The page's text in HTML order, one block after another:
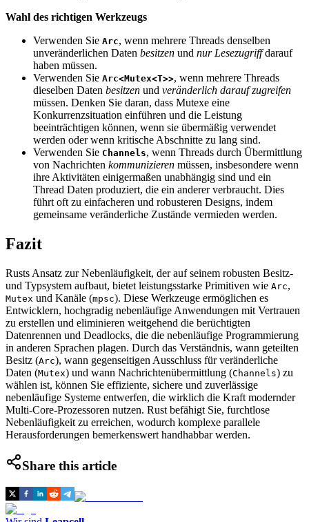
Wahl des richtigen Werkzeugs
Verwenden Sie Arc, wenn mehrere Threads denselben
unveränderlichen Daten besitzen und nur Lesezugriffdarauf
haben müssen.
Verwenden Sie Arc<Mutex<T>>, wenn mehrere Threads
dieselben Daten besitzen und veränderlich darauf zugreifen
müssen. Denken Sie daran, dass Mutexe eine
Konkurrenzsituation einführen und die Leistung
beeinträchtigen können, wenn sie übermäßig verwendet
werden oder wenn kritische Abschnitte zu lang sind.
Verwenden Sie Channels, wenn Threads durch Übermittlung
von Nachrichten kommunizieren müssen, insbesondere wenn
ihre Aktivitäten einigermaßen unabhängig sind und ein
Thread Daten produziert, die ein anderer verbraucht. Dies
führt oft zu einfacheren und robusteren Designs, indem
gemeinsame veränderliche Zustände vermieden werden.
Fazit
Rusts Ansatz zur Nebenläufigkeit, der auf seinem robusten Besitz-
und Typsystem aufbaut, bietet leistungsstarke Primitiven wie Arc,
Mutex und Kanäle (mpsc). Diese Werkzeuge ermöglichen es
Entwicklern, hochgradig nebenläufige Anwendungen mit Vertrauen
zu erstellen und eliminieren weitgehend die berüchtigten
Datenrennen und Deadlocks, die die nebenläufige Programmierung
in anderen Sprachen plagen. Durch das Verständnis, wann geteilten
Besitz (Arc), wann gegenseitigen Ausschluss für veränderliche
Daten (Mutex) und wann Nachrichtenübermittlung (Channels) zu
wählen ist, können Sie effiziente, sichere und zuverlässige
nebenläufige Systeme entwerfen, die wirklich die Kraft modernder
Multi-Core-Prozessoren nutzen. Rust befähigt Sie, furchtlose
Nebenläufigkeit zu erreichen, wodurch komplexe parallele
Herausforderungen bemerkenswert handhabbar werden.
Share this article